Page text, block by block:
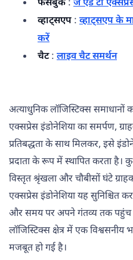
फेसबुक : जे एंड टी
व्हाट्सएप : व्हाट्सएप के
करें
चैट: लाइव चैट समर्थन
अत्याधुनिक लॉजिस्टिक्स
एक्सप्रेस इंडोनेशिया का समर्पण,
प्रतिबद्धता के साथ मिलकर, इसे
प्रदाता के रूप में स्थापित करता है।
विस्तृत श्रृंखला और चौबीसों घंटे
एक्सप्रेस इंडोनेशिया यह सुनिश्चित
और समय पर अपने गंतव्य तक पहुंच
लॉजिस्टिक्स क्षेत्र में एक
मजबूत हो गई है।